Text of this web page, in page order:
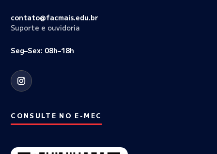
contato@facmais.edu.br
Suporte e ouvidoria
Seg–Sex: 08h–18h
CONSULTE NO E-MEC